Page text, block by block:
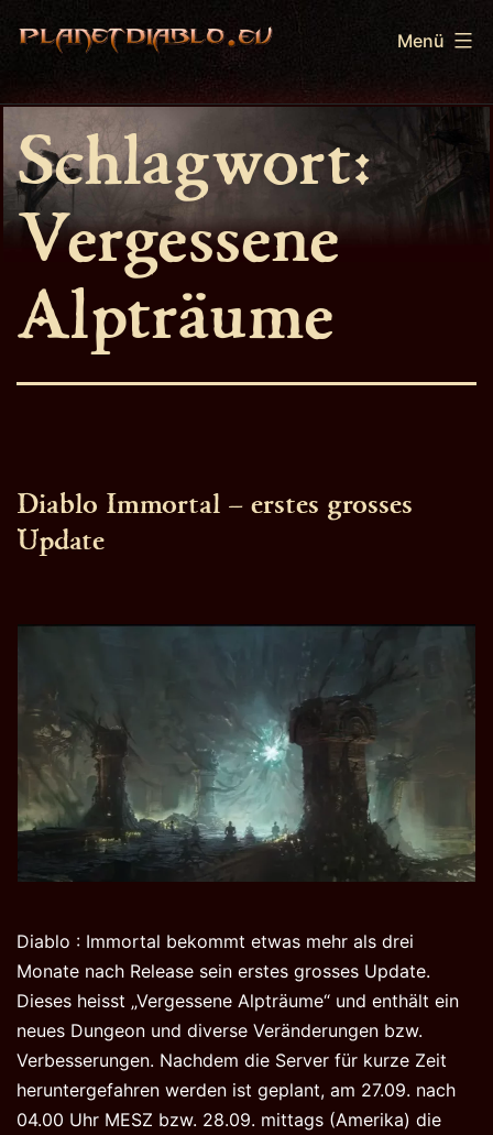
Inhalt
PlanetDiablo.eu
Menü
Schlagwort:
Vergessene
Alpträume
Diablo Immortal – erstes grosses
Update
Diablo : Immortal bekommt etwas mehr als drei
Monate nach Release sein erstes grosses Update.
Dieses heisst „Vergessene Alpträume“ und enthält ein
neues Dungeon und diverse Veränderungen bzw.
Verbesserungen. Nachdem die Server für kurze Zeit
heruntergefahren werden ist geplant, am 27.09. nach
04.00 Uhr MESZ bzw. 28.09. mittags (Amerika) die